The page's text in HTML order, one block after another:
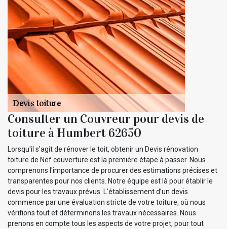
Consulter un Couvreur pour devis de
toiture à Humbert 62650
Lorsqu'il s'agit de rénover le toit, obtenir un Devis rénovation
toiture de Nef couverture est la première étape à passer. Nous
comprenons l'importance de procurer des estimations précises et
transparentes pour nos clients. Notre équipe est là pour établir le
devis pour les travaux prévus. L’établissement d’un devis
commence par une évaluation stricte de votre toiture, où nous
vérifions tout et déterminons les travaux nécessaires. Nous
prenons en compte tous les aspects de votre projet, pour tout